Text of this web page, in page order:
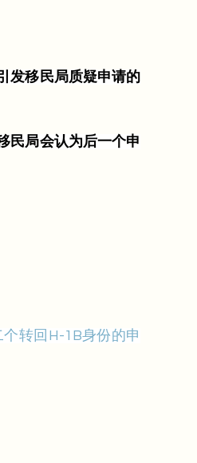
发移民局质疑申请的
民局会认为后一个申
个转回H-1B身份的申